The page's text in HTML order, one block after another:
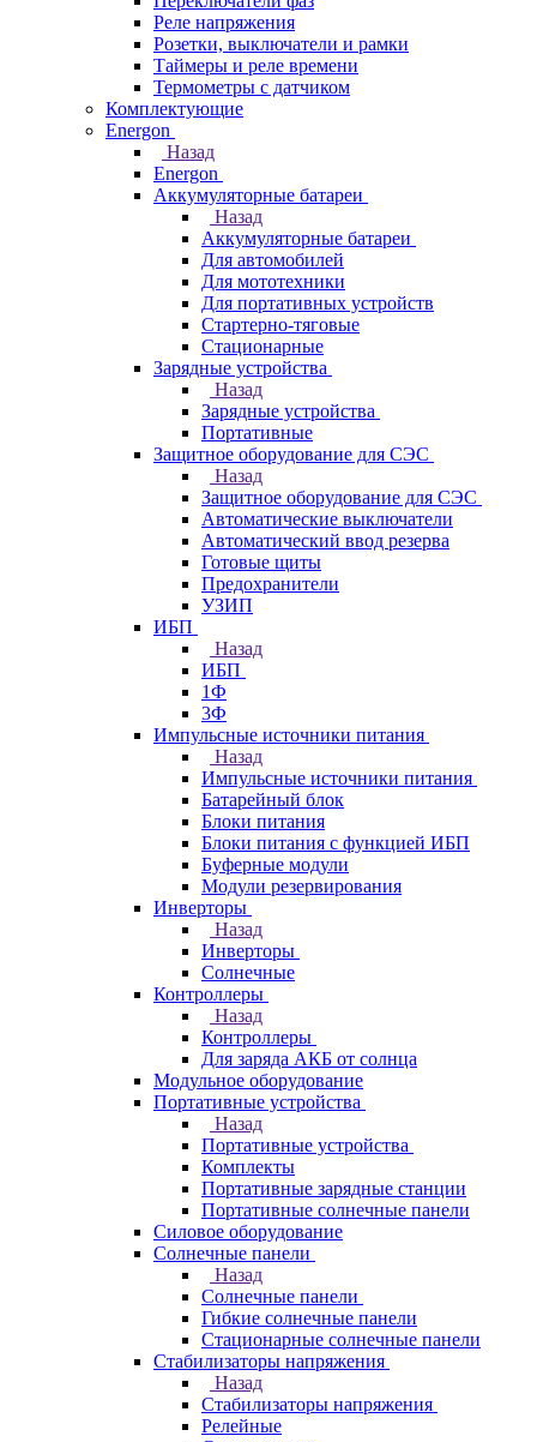
Реле напряжения
Розетки, выключатели и рамки
Таймеры и реле времени
Термометры c датчиком
Комплектующие
Energon
Назад
Energon
Аккумуляторные батареи
Назад
Аккумуляторные батареи
Для автомобилей
Для мототехники
Для портативных устройств
Стартерно-тяговые
Стационарные
Зарядные устройства
Назад
Зарядные устройства
Портативные
Защитное оборудование для СЭС
Назад
Защитное оборудование для СЭС
Автоматические выключатели
Автоматический ввод резерва
Готовые щиты
Предохранители
УЗИП
ИБП
Назад
ИБП
1Ф
3Ф
Импульсные источники питания
Назад
Импульсные источники питания
Батарейный блок
Блоки питания
Блоки питания с функцией ИБП
Буферные модули
Модули резервирования
Инверторы
Назад
Инверторы
Солнечные
Контроллеры
Назад
Контроллеры
Для заряда АКБ от солнца
Модульное оборудование
Портативные устройства
Назад
Портативные устройства
Комплекты
Портативные зарядные станции
Портативные солнечные панели
Силовое оборудование
Солнечные панели
Назад
Солнечные панели
Гибкие солнечные панели
Стационарные солнечные панели
Стабилизаторы напряжения
Назад
Стабилизаторы напряжения
Релейные